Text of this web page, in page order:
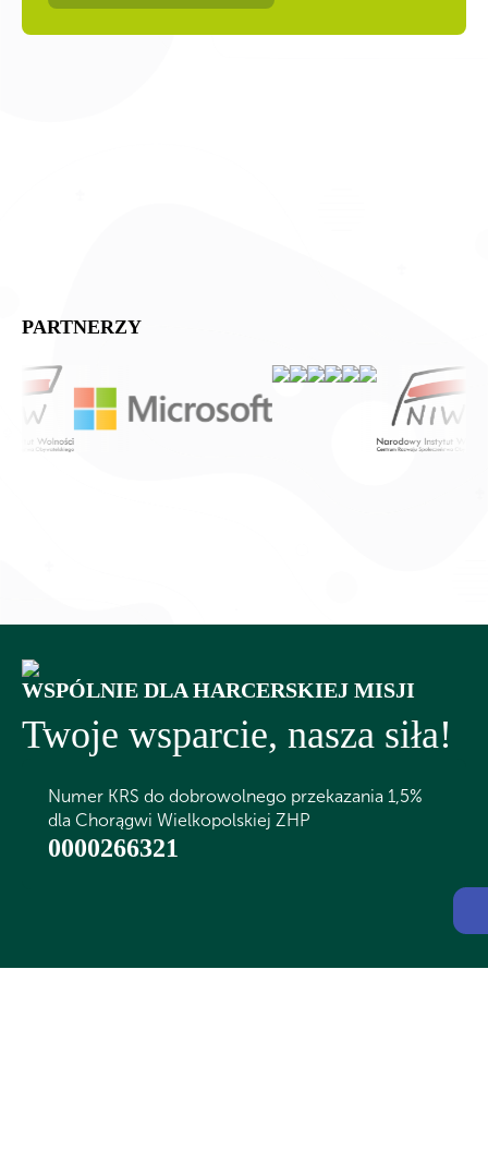
PARTNERZY
WSPÓLNIE DLA HARCERSKIEJ MISJI
Twoje wsparcie, nasza siła!
Numer KRS do dobrowolnego przekazania 1,5%
dla Chorągwi Wielkopolskiej ZHP
0000266321